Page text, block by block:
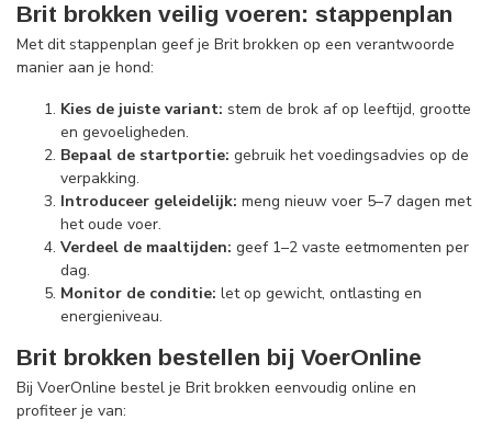
Brit brokken veilig voeren: stappenplan
Met dit stappenplan geef je Brit brokken op een verantwoorde
manier aan je hond:
Kies de juiste variant: stem de brok af op leeftijd, grootte
en gevoeligheden.
Bepaal de startportie: gebruik het voedingsadvies op de
verpakking.
Introduceer geleidelijk: meng nieuw voer 5–7 dagen met
het oude voer.
Verdeel de maaltijden: geef 1–2 vaste eetmomenten per
dag.
Monitor de conditie: let op gewicht, ontlasting en
energieniveau.
Brit brokken bestellen bij VoerOnline
Bij VoerOnline bestel je Brit brokken eenvoudig online en
profiteer je van: